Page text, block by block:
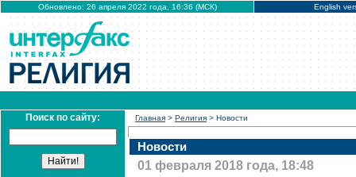
Обновлено: 26 апреля 2022 года, 16:36 (МСК) English
Поиск по сайту: Главная > Религия > Новости
Новости
01 февраля 2018 года, 18:48